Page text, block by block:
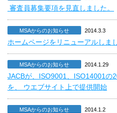
審査員募集要項を見直しました。
MSAからのお知らせ 2014.3.3
ホームページをリニューアルしまし
MSAからのお知らせ 2014.1.29
JACBが、ISO9001、ISO14001の
を、 ウエブサイト上で提供開始
MSAからのお知らせ 2014.1.2